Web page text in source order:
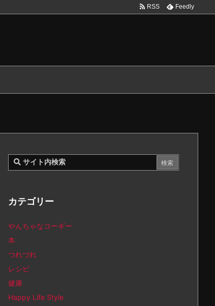
RSS Feedly
カテゴリー
やんちゃなコーギー
本
つれづれ
レシピ
健康
Happy Life Style